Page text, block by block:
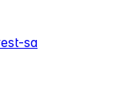
sa